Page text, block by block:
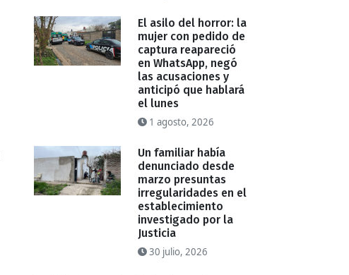
El asilo del horror: la
mujer con pedido de
captura reapareció
en WhatsApp, negó
las acusaciones y
anticipó que hablará
el lunes
1 agosto, 2026
Un familiar había
denunciado desde
marzo presuntas
irregularidades en el
establecimiento
investigado por la
Justicia
30 julio, 2026